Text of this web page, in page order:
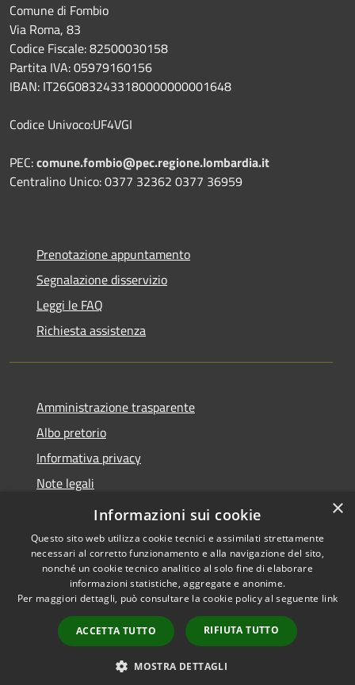
Comune di Fombio
Via Roma, 83
Codice Fiscale: 82500030158
Partita IVA: 05979160156
IBAN: IT26G0832433180000000001648
Codice Univoco:UF4VGI
PEC:comune.fombio@pec.regione.lombardia.it
Centralino Unico: 0377 32362 0377 36959
Prenotazione appuntamento
Segnalazione disservizio
Leggi le FAQ
Richiesta assistenza
Amministrazione trasparente
Albo pretorio
Informativa privacy
Note legali
Dichiarazione di accessibilità
Accessibilità
Copyright © 2026 • Comune di
Fombio • Powered by
Municipium•
Accesso
redazione
×
Informazioni sui cookie
Questo sito web utilizza cookie tecnici e assimilati strettamente
necessari al corretto funzionamento e alla navigazione del sito,
nonché un cookie tecnico analitico al solo fine di elaborare
informazioni statistiche, aggregate e anonime.
Per maggiori dettagli, può consultare la cookie policy al seguente link
ACCETTA TUTTO RIFIUTA TUTTO
MOSTRA DETTAGLI